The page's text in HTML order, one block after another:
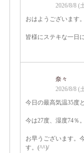
2026/8/8 (
おはようございます。
皆様にステキな一日
奈々
2026/8/8 (
今日の最高気温35度
今は27度、湿度74％。
お早うございます。
す。(^^)/